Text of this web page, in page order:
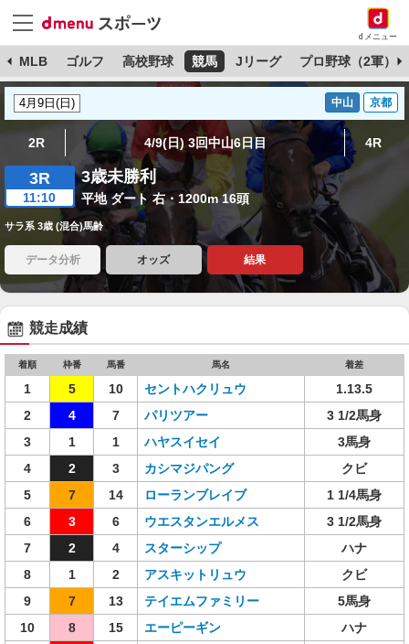
dメニュー
MLB ゴルフ 高校野球 競馬 Jリーグ プロ野球（2軍）
中山 京都
2R 4/9(日) 3回中山6日目 4R
3R
11:10
3歳未勝利
平地 ダート 右・1200m 16頭
サラ系 3歳 (混合)馬齢
データ分析 オッズ 結果
競走成績
着順 枠番 馬番 馬名 着差
1 5 10 セントハクリュウ
1.13.5
2
4 7 パリツアー
3 1/2馬身
3
1 1 ハヤスイセイ
3馬身
4
2 3 カシマジパング
クビ
5
7 14 ローランブレイブ
1 1/4馬身
6
3 6 ウエスタンエルメス
3 1/2馬身
7
2 4 スターシップ
ハナ
8
1 2 アスキットリュウ
クビ
9
7 13 テイエムファミリー
5馬身
10
8 15 エーピーギン
ハナ